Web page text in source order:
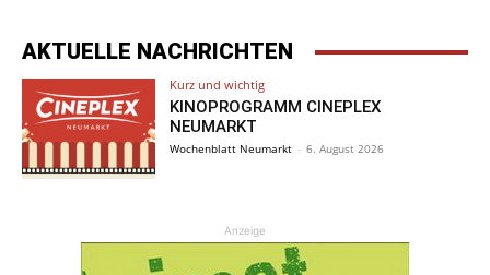
AKTUELLE NACHRICHTEN
Kurz und wichtig
KINOPROGRAMM CINEPLEX
NEUMARKT
Wochenblatt Neumarkt - 6. August 2026
Anzeige